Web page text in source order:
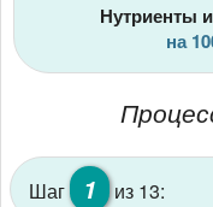
Нутриенты
на
Шаг 1
из 13: